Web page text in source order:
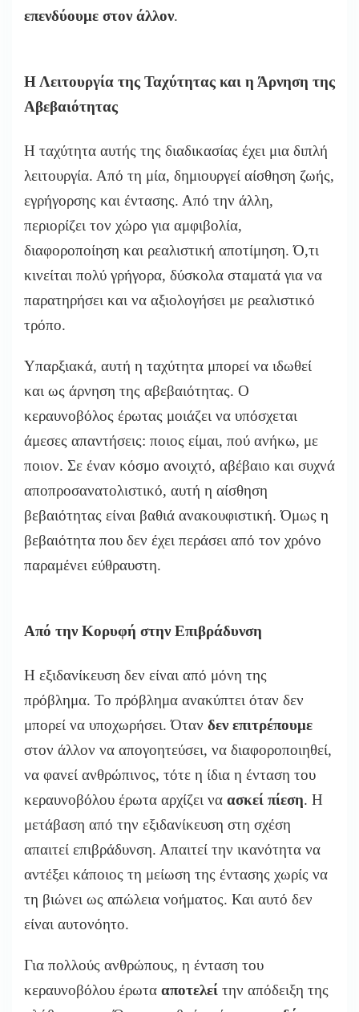
επενδύουμε στον άλλον.
Η Λειτουργία της Ταχύτητας και η Άρνηση της
Αβεβαιότητας
Η ταχύτητα αυτής της διαδικασίας έχει μια διπλή
λειτουργία. Από τη μία, δημιουργεί αίσθηση ζωής,
εγρήγορσης και έντασης. Από την άλλη,
περιορίζει τον χώρο για αμφιβολία,
διαφοροποίηση και ρεαλιστική αποτίμηση. Ό,τι
κινείται πολύ γρήγορα, δύσκολα σταματά για να
παρατηρήσει και να αξιολογήσει με ρεαλιστικό
τρόπο.
Υπαρξιακά, αυτή η ταχύτητα μπορεί να ιδωθεί
και ως άρνηση της αβεβαιότητας. Ο
κεραυνοβόλος έρωτας μοιάζει να υπόσχεται
άμεσες απαντήσεις: ποιος είμαι, πού ανήκω, με
ποιον. Σε έναν κόσμο ανοιχτό, αβέβαιο και συχνά
αποπροσανατολιστικό, αυτή η αίσθηση
βεβαιότητας είναι βαθιά ανακουφιστική. Όμως η
βεβαιότητα που δεν έχει περάσει από τον χρόνο
παραμένει εύθραυστη.
Από την Κορυφή στην Επιβράδυνση
Η εξιδανίκευση δεν είναι από μόνη της
πρόβλημα. Το πρόβλημα ανακύπτει όταν δεν
μπορεί να υποχωρήσει. Όταν δεν επιτρέπουμε
στον άλλον να απογοητεύσει, να διαφοροποιηθεί,
να φανεί ανθρώπινος, τότε η ίδια η ένταση του
κεραυνοβόλου έρωτα αρχίζει να ασκεί πίεση. Η
μετάβαση από την εξιδανίκευση στη σχέση
απαιτεί επιβράδυνση. Απαιτεί την ικανότητα να
αντέξει κάποιος τη μείωση της έντασης χωρίς να
τη βιώνει ως απώλεια νοήματος. Και αυτό δεν
είναι αυτονόητο.
Για πολλούς ανθρώπους, η ένταση του
κεραυνοβόλου έρωτα αποτελεί την απόδειξη της